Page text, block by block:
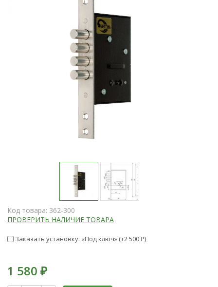
Код товара: 362-300
ПРОВЕРИТЬ НАЛИЧИЕ ТОВАРА
Заказать установку: «Под ключ» (+2 500 ₽)
1 580 ₽